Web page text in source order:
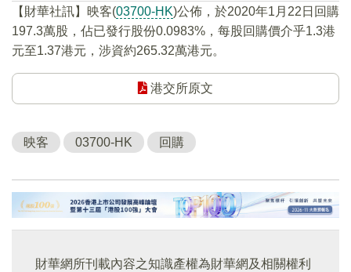
【財華社訊】映客(03700-HK)公佈，於2020年1月22日回購
197.3萬股，佔已發行股份0.0983%，每股回購價介乎1.3港
元至1.37港元，涉資約265.32萬港元。
港交所原文
映客 03700-HK 回購
財華網所刊載內容之知識產權為財華網及相關權利